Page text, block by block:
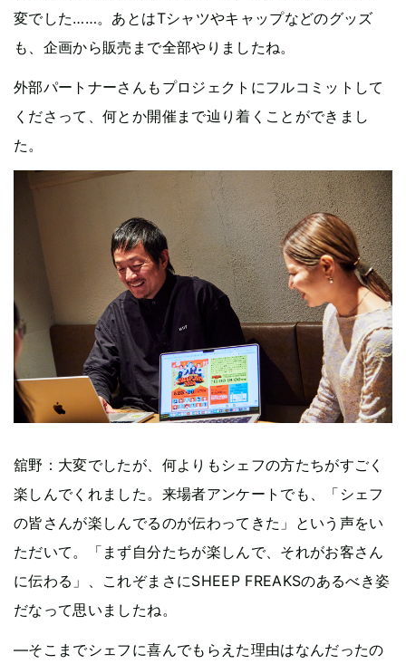
変でした……。あとはTシャツやキャップなどのグッズ
も、企画から販売まで全部やりましたね。
外部パートナーさんもプロジェクトにフルコミットして
くださって、何とか開催まで辿り着くことができまし
た。
舘野：大変でしたが、何よりもシェフの方たちがすごく
楽しんでくれました。来場者アンケートでも、「シェフ
の皆さんが楽しんでるのが伝わってきた」という声をい
ただいて。「まず自分たちが楽しんで、それがお客さん
に伝わる」、これぞまさにSHEEP FREAKSのあるべき姿
だなって思いましたね。
—そこまでシェフに喜んでもらえた理由はなんだったの